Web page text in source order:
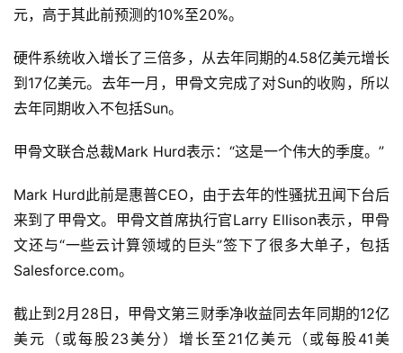
元，高于其此前预测的10%至20%。
硬件系统收入增长了三倍多，从去年同期的4.58亿美元增长
到17亿美元。去年一月，甲骨文完成了对Sun的收购，所以
去年同期收入不包括Sun。
甲骨文联合总裁Mark Hurd表示：“这是一个伟大的季度。”
Mark Hurd此前是惠普CEO，由于去年的性骚扰丑闻下台后
来到了甲骨文。甲骨文首席执行官Larry Ellison表示，甲骨
文还与“一些云计算领域的巨头”签下了很多大单子，包括
Salesforce.com。
截止到2月28日，甲骨文第三财季净收益同去年同期的12亿
美元（或每股23美分）增长至21亿美元（或每股41美